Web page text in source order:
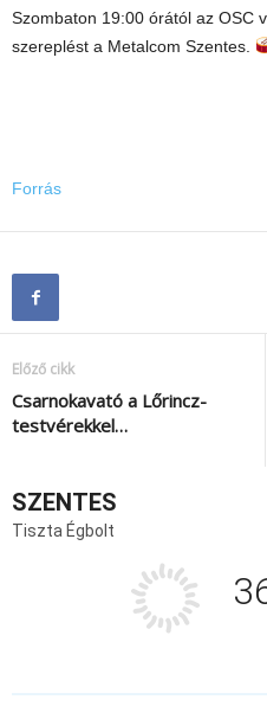
Szombaton 19:00 órától az OSC
szereplést a Metalcom Szentes.
Forrás
Előző cikk
Csarnokavató a Lőrincz-
testvérekkel…
SZENTES
Tiszta Égbolt